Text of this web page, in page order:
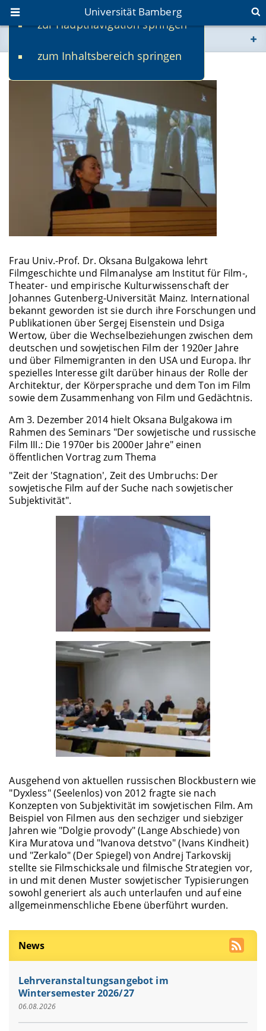
zur Hauptnavigation springen
zum Inhaltsbereich springen
Universität Bamberg
www.uni-bamberg.de
univis.uni-bamberg.de
fis.uni-bamberg.de
Univ.-Prof. Dr. Oksana Bulgakowa
Frau Univ.-Prof. Dr. Oksana Bulgakowa lehrt
Filmgeschichte und Filmanalyse am Institut für Film-,
Theater- und empirische Kulturwissenschaft der
Johannes Gutenberg-Universität Mainz. International
bekannt geworden ist sie durch ihre Forschungen und
Publikationen über Sergej Eisenstein und Dsiga
Wertow, über die Wechselbeziehungen zwischen dem
deutschen und sowjetischen Film der 1920er Jahre
und über Filmemigranten in den USA und Europa. Ihr
spezielles Interesse gilt darüber hinaus der Rolle der
Architektur, der Körpersprache und dem Ton im Film
sowie dem Zusammenhang von Film und Gedächtnis.
Am 3. Dezember 2014 hielt Oksana Bulgakowa im
Rahmen des Seminars "Der sowjetische und russische
Film III.: Die 1970er bis 2000er Jahre" einen
öffentlichen Vortrag zum Thema
"Zeit der 'Stagnation', Zeit des Umbruchs: Der
sowjetische Film auf der Suche nach sowjetischer
Subjektivität".
Ausgehend von aktuellen russischen Blockbustern wie
"Dyxless" (Seelenlos) von 2012 fragte sie nach
Konzepten von Subjektivität im sowjetischen Film. Am
Beispiel von Filmen aus den sechziger und siebziger
Jahren wie "Dolgie provody" (Lange Abschiede) von
Kira Muratova und "Ivanova detstvo" (Ivans Kindheit)
und "Zerkalo" (Der Spiegel) von Andrej Tarkovskij
stellte sie Filmschicksale und filmische Strategien vor,
in und mit denen Muster sowjetischer Typisierungen
sowohl generiert als auch unterlaufen und auf eine
allgemeinmenschliche Ebene überführt wurden.
News
Lehrveranstaltungsangebot im
Wintersemester 2026/27
06.08.2026